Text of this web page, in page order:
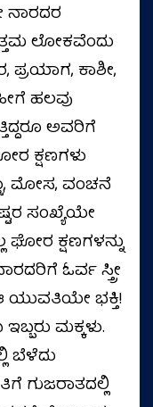
ನಾರದರ
ಲೋಕವೆಂದು
ಪ್ರಯಾಗ, ಕಾಶೀ,
ಹಲವು
ಅವರಿಗೆ
ಕ್ಷಣಗಳು
ಮೋಸ, ವಂಚನೆ
ಸಂಖ್ಯೆಯೇ
ಘೋರ ಕ್ಷಣಗಳನ್ನು
ಓರ್ವ ಸ್ತ್ರೀ
ಆ ಯುವತಿಯೇ ಭಕ್ತಿ!
ಮಕ್ಕಳು.
ಬೆಳೆದು
ಗುಜರಾತದಲ್ಲಿ